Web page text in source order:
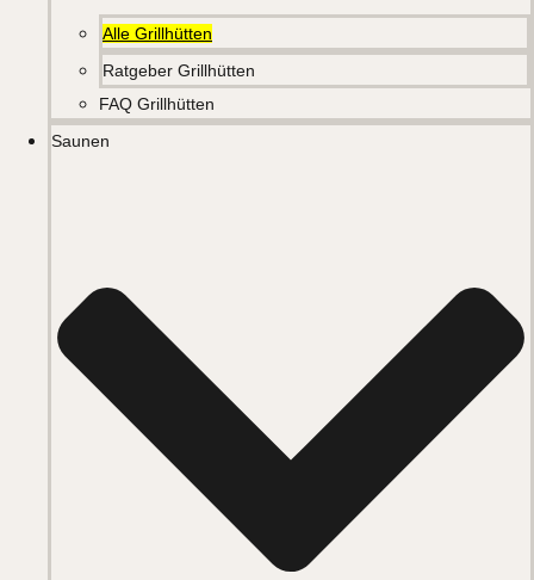
Alle Grillhütten
Ratgeber Grillhütten
FAQ Grillhütten
Saunen